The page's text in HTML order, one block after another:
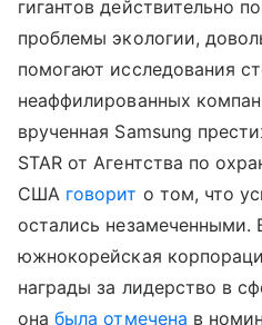
гигантов действительно
проблемы экологии,
помогают исследования
неаффилированных
врученная Samsung
STAR от Агентства по
США говорит о том, что
остались незамеченными.
южнокорейская
награды за лидерство в
онабыла отмечена в